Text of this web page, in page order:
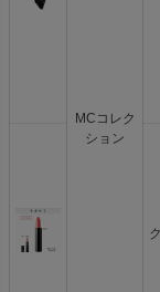
MCコレク
ション